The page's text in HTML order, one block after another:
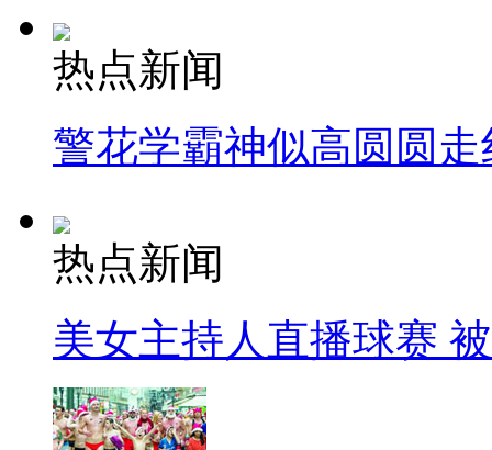
热点新闻
警花学霸神似高圆圆走
热点新闻
美女主持人直播球赛